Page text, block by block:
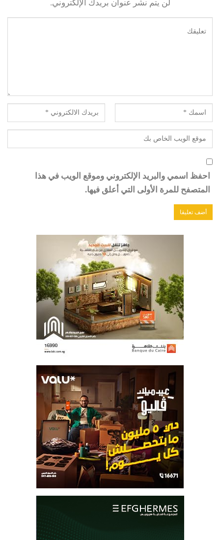
لن يتم نشر عنوان بريدك الإلكتروني.
احفظ اسمي والبريد الإلكتروني وموقع الويب في هذا
المتصفح للمرة الأولى التي أعلق فيها.